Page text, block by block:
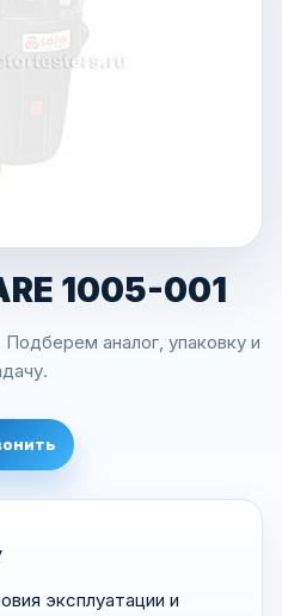
1005-001
аналог, упаковку и
эксплуатации и